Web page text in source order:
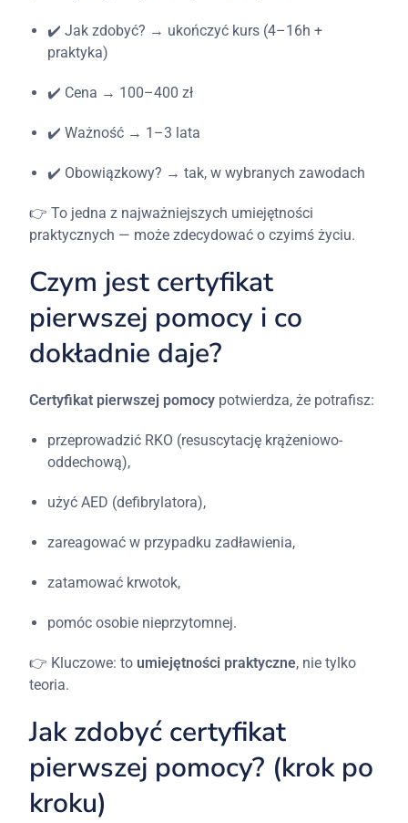
✔️Jakzdobyć? → ukończyć kurs (4–16h +
praktyka)
✔️ Cena → 100–400zł
✔️Ważność → 1–3 lata
✔️ Obowiązkowy? →tak,wwybranychzawodach
👉To jednaz najważniejszych umiejętności
praktycznych — możezdecydowaćoczyimśżyciu.
Czym jest certyfikat
pierwszej pomocy i co
dokładnie daje?
Certyfikat pierwszej pomocy potwierdza,że potrafisz:
przeprowadzić RKO (resuscytację krążeniowo-
oddechową),
użyćAED (defibrylatora),
zareagowaćw przypadkuzadławienia,
zatamować krwotok,
pomócosobie nieprzytomnej.
👉 Kluczowe:to umiejętności praktyczne, nietylko
teoria.
Jakzdobyć certyfikat
pierwszej pomocy? (krok po
kroku)